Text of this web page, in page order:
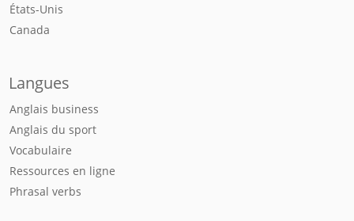
États-Unis
Canada
Langues
Anglais business
Anglais du sport
Vocabulaire
Ressources en ligne
Phrasal verbs